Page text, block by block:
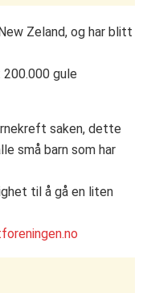
Zeland, og har blitt
gule
saken, dette
små barn som har
til å gå en liten